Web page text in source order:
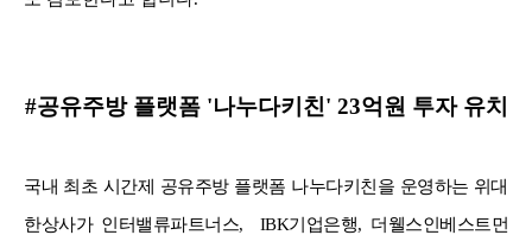
#공유주방 플랫폼 '나누다키친' 23억원 투자 유치
국내 최초 시간제 공유주방 플랫폼 나누다키친을 운영하는 위대
한상사가 인터밸류파트너스, IBK기업은행, 더웰스인베스트먼